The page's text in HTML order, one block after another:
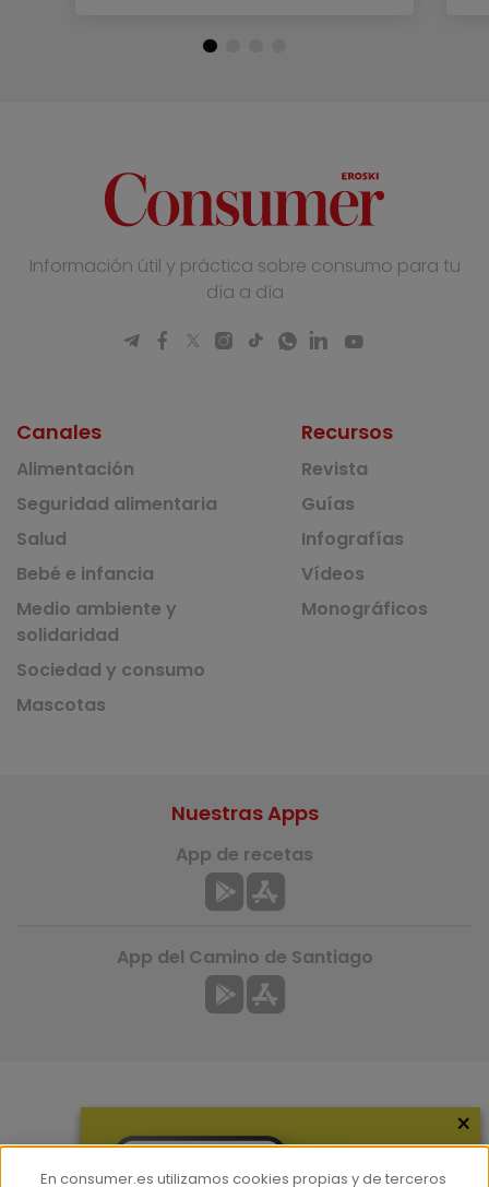
Información útil y práctica sobre consumo para tu
día a día
Canales
Alimentación
Seguridad alimentaria
Salud
Bebé e infancia
Medio ambiente y
solidaridad
Sociedad y consumo
Mascotas
Recursos
Revista
Guías
Infografías
Vídeos
Monográficos
Nuestras Apps
App de recetas
App del Camino de Santiago
×
En consumer.es utilizamos cookies propias y de terceros